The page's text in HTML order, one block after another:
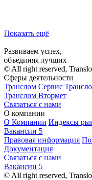
Показать ещё
Развиваем успех,
объединяя лучших
© All right reserved,
Сферы деятельности
Транслом Сервис
Транслом Втормет
Связаться с нами
О компании
О Компании Индексы
Вакансии 5
Правовая информация
Документация
Связаться с нами
Вакансии 5
© All right reserved,